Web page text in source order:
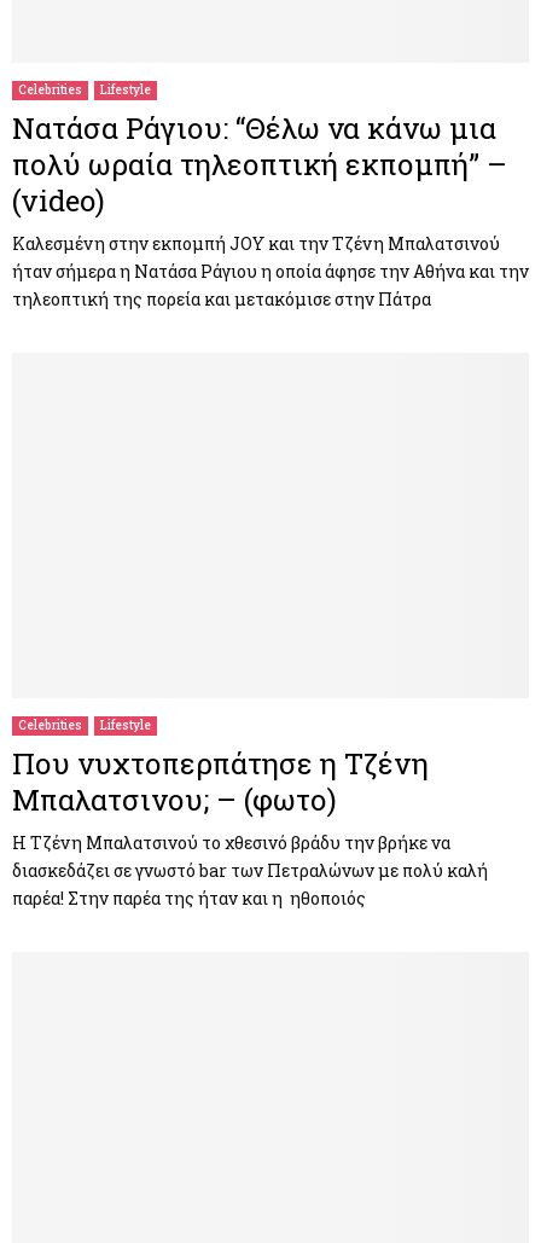
Celebrities Lifestyle
Νατάσα Ράγιου: “Θέλω να κάνω μια
πολύ ωραία τηλεοπτική εκπομπή” –
(video)
Καλεσμένη στην εκπομπή JOY και την Τζένη Μπαλατσινού
ήταν σήμερα η Νατάσα Ράγιου η οποία άφησε την Αθήνα και την
τηλεοπτική της πορεία και μετακόμισε στην Πάτρα
Celebrities Lifestyle
Που νυχτοπερπάτησε η Τζένη
Μπαλατσινου; – (φωτο)
Η Τζένη Μπαλατσινού το χθεσινό βράδυ την βρήκε να
διασκεδάζει σε γνωστό bar των Πετραλώνων με πολύ καλή
παρέα! Στην παρέα της ήταν και η ηθοποιός